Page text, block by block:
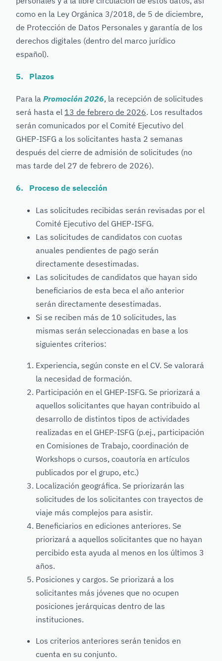
como en la Ley Orgánica 3/2018, de 5 de diciembre,
de Protección de Datos Personales y garantía de los
derechos digitales (dentro del marco jurídico
español).
5. Plazos
Para la Promoción 2026, la recepción de solicitudes
será hasta el 13 de febrero de 2026. Los resultados
serán comunicados por el Comité Ejecutivo del
GHEP-ISFG a los solicitantes hasta 2 semanas
después del cierre de admisión de solicitudes (no
mas tarde del 27 de febrero de 2026).
6. Proceso de selección
Las solicitudes recibidas serán revisadas por el
Comité Ejecutivo del GHEP-ISFG.
Las solicitudes de candidatos con cuotas
anuales pendientes de pago serán
directamente desestimadas.
Las solicitudes de candidatos que hayan sido
beneficiarios de esta beca el año anterior
serán directamente desestimadas.
Si se reciben más de 10 solicitudes, las
mismas serán seleccionadas en base a los
siguientes criterios:
Experiencia, según conste en el CV. Se valorará
la necesidad de formación.
Participación en el GHEP-ISFG. Se priorizará a
aquellos solicitantes que hayan contribuido al
desarrollo de distintos tipos de actividades
realizadas en el GHEP-ISFG (p.ej., participación
en Comisiones de Trabajo, coordinación de
Workshops o cursos, coautoría en artículos
publicados por el grupo, etc.)
Localización geográfica. Se priorizarán las
solicitudes de los solicitantes con trayectos de
viaje más complejos para asistir.
Beneficiarios en ediciones anteriores. Se
priorizará a aquellos solicitantes que no hayan
percibido esta ayuda al menos en los últimos 3
años.
Posiciones y cargos. Se priorizará a los
solicitantes más jóvenes que no ocupen
posiciones jerárquicas dentro de las
instituciones.
Los criterios anteriores serán tenidos en
cuenta en su conjunto.